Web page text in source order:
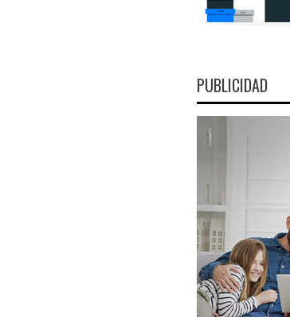
PUBLICIDAD